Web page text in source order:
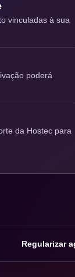
vinculadas à sua
poderá
da Hostec para
Regularizar